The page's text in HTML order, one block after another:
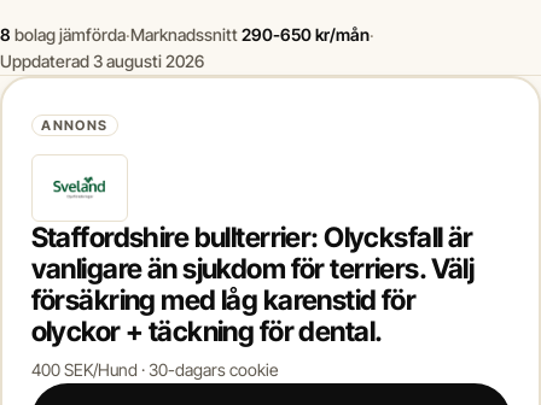
8 bolag jämförda·Marknadssnitt290-650 kr/mån·
Uppdaterad 3 augusti 2026
ANNONS
Staffordshire bullterrier: Olycksfall är
vanligare än sjukdom för terriers. Välj
försäkring med låg karenstid för
olyckor + täckning för dental.
400 SEK/Hund · 30-dagars cookie